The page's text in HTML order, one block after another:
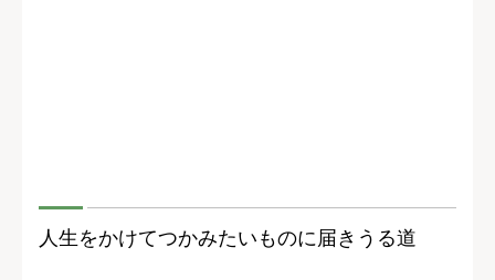
人生をかけてつかみたいものに届きうる道